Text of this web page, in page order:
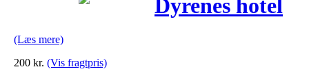
Dyrenes hotel
(Læs mere)
200 kr. (Vis fragtpris)